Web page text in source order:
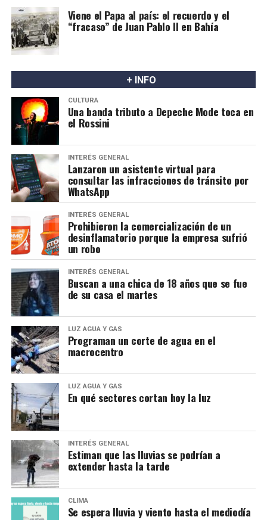
Viene el Papa al país: el recuerdo y el
“fracaso” de Juan Pablo II en Bahía
+ INFO
CULTURA
Una banda tributo a Depeche Mode toca en
el Rossini
INTERÉS GENERAL
Lanzaron un asistente virtual para
consultar las infracciones de tránsito por
WhatsApp
INTERÉS GENERAL
Prohibieron la comercialización de un
desinflamatorio porque la empresa sufrió
un robo
INTERÉS GENERAL
Buscan a una chica de 18 años que se fue
de su casa el martes
LUZ AGUA Y GAS
Programan un corte de agua en el
macrocentro
LUZ AGUA Y GAS
En qué sectores cortan hoy la luz
INTERÉS GENERAL
Estiman que las lluvias se podrían a
extender hasta la tarde
CLIMA
Se espera lluvia y viento hasta el mediodía